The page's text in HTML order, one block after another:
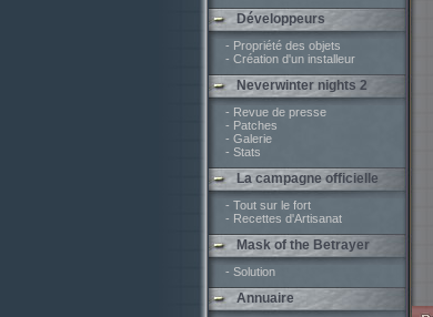
Développeurs
- Propriété des objets
- Création d'un installeur
Neverwinter nights 2
- Revue de presse
- Patches
- Galerie
- Stats
La campagne officielle
- Tout sur le fort
- Recettes d'Artisanat
Mask of the Betrayer
- Solution
Annuaire